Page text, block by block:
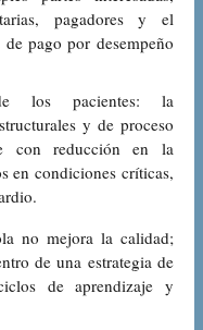
pagadores y el
pago por desempeño
los pacientes: la
y de proceso
con reducción en la
en condiciones críticas,
no mejora la calidad;
de una estrategia de
de aprendizaje y